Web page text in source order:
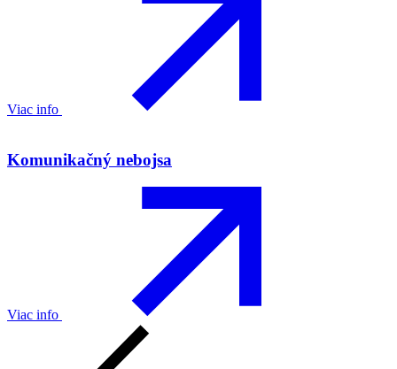
Viac info
Komunikačný nebojsa
Viac info